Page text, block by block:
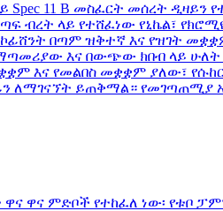
11 B መስፈርት መሰረት
ብረት ላይ የተሸፈነው የኒኬል፣
ኮፊሸንት በጣም ዝቅተኛ እና የዝገት
እና በውጭው ክበብ ላይ
እና የመልበስ መቋቋም ያለው፣
ይጠቅማል። የመገጣጠሚያ
ዋና ምድቦች የተከፈለ ነው፡ የቱቦ